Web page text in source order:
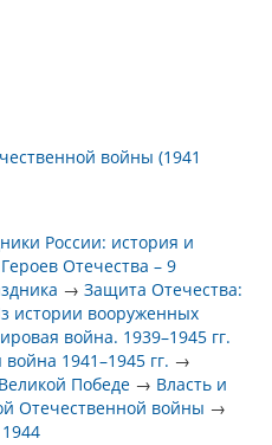
войны (1941
России: история и
Отечества – 9
→Защита Отечества:
истории вооруженных
война. 1939–1945 гг.
1941–1945 гг. →
Победе → Власть и
Отечественной войны →
1944